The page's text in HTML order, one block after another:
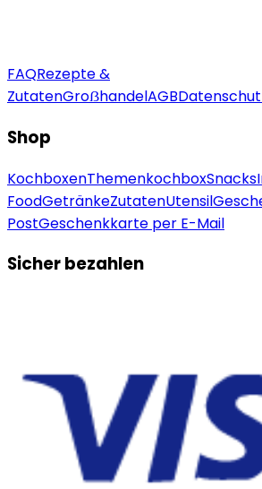
FAQRezepte &
ZutatenGroẞhandelAGB
Shop
KochboxenThemenkochboxSnacks
FoodGetränkeZutatenUtensil
PostGeschenkkarte per E-Mail
Sicher bezahlen